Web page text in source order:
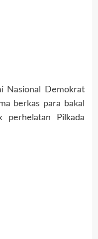
Nasional Demokrat
berkas para bakal
perhelatan Pilkada